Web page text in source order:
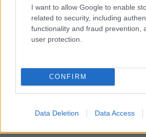
I want to allow Google to enable
related to security, including
functionality and fraud prevention,
user protection.
CONFIRM
Data Deletion Data Access
eddig a kiszámíthatóságáról volt
Vajna közreműködésével
köszönhetően Magyarország az
London után a második
infrastruktúra épültek ki, több mint
dolgozik a szektorban, a teljes
2022-re meghaladta a 300 milliárd